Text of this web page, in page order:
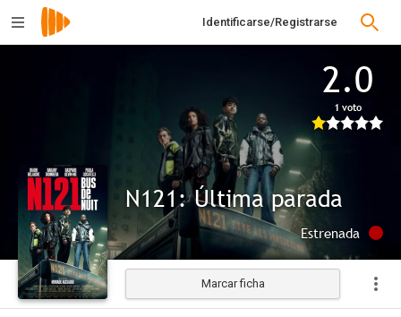
Identificarse/Registrarse
2.0
1 voto
N121: Última parada
Estrenada
Marcar ficha